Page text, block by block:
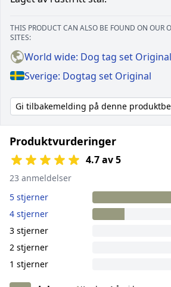
THIS PRODUCT CAN ALSO BE FOUND ON OUR
SITES:
World wide: Dog tag set Original
Sverige: Dogtag set Original
Gi tilbakemelding på denne
Produktvurderinger
4.7 av 5
23 anmeldelser
5 stjerner
4 stjerner
3 stjerner
2 stjerner
1 stjerner